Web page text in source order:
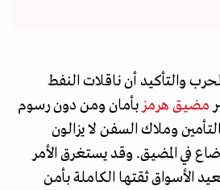
والتأكيد أن ناقلات النفط
مضيق هرمز بأمان ومن دون رسوم
وملاك السفن لا يزالون
في المضيق. وقد يستغرق الأمر
الأسواق ثقتها الكاملة بأمن